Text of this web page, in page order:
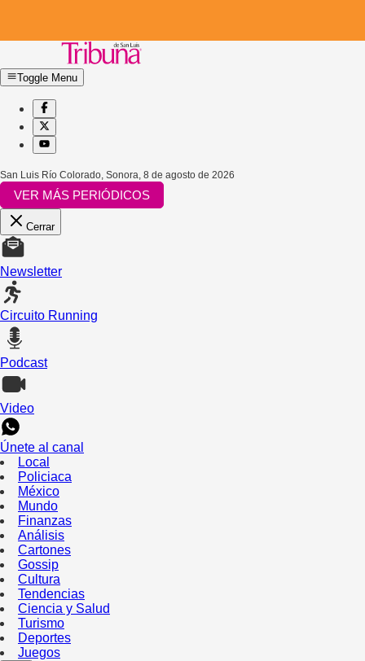
Toggle Menu
San Luis Río Colorado, Sonora, 8 de agosto de 2026
VER MÁS PERIÓDICOS
Cerrar
Newsletter
Circuito Running
Podcast
Video
Únete al canal
Local
Policiaca
México
Mundo
Finanzas
Análisis
Cartones
Gossip
Cultura
Tendencias
Ciencia y Salud
Turismo
Deportes
Juegos